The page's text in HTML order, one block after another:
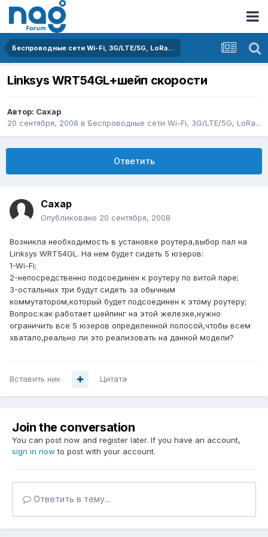
Беспроводные сети Wi-Fi, 3G/LTE/5G, LoRa...
Linksys WRT54GL+шейп скорости
Автор: Caxap
20 сентября, 2008 в Беспроводные сети Wi-Fi, 3G/LTE/5G, LoRa...
Ответить
Caxap
Опубликовано 20 сентября, 2008
Возникла необходимость в установке роутера,выбор пал на
Linksys WRT54GL. На нем будет сидеть 5 юзеров:
1-Wi-Fi;
2-непосредственно подсоединен к роутеру по витой паре;
3-остальных три будут сидеть за обычным
коммутатором,который будет подсоединен к этому роутеру;
Вопрос:как работает шейпинг на этой железке,нужно
ограничить все 5 юзеров определенной полосой,чтобы всем
хватало,реально ли это реализовать на данной модели?
Вставить ник Цитата
Join the conversation
You can post now and register later. If you have an account,
sign in now to post with your account.
Ответить в тему...